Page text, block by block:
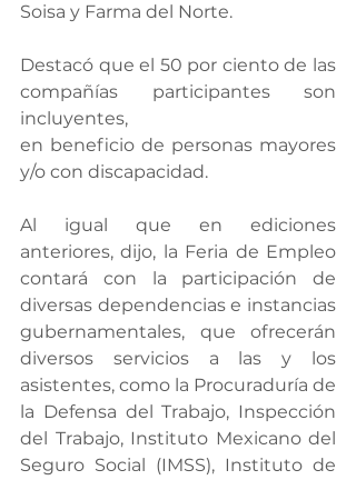
Soisa y Farma del Norte.
Destacó que el 50 por ciento de las
compañías participantes son
incluyentes,
en beneficio de personas mayores
y/o con discapacidad.
Al igual que en ediciones
anteriores, dijo, la Feria de Empleo
contará con la participación de
diversas dependencias e instancias
gubernamentales, que ofrecerán
diversos servicios a las y los
asistentes, como la Procuraduría de
la Defensa del Trabajo, Inspección
del Trabajo, Instituto Mexicano del
Seguro Social (IMSS), Instituto de